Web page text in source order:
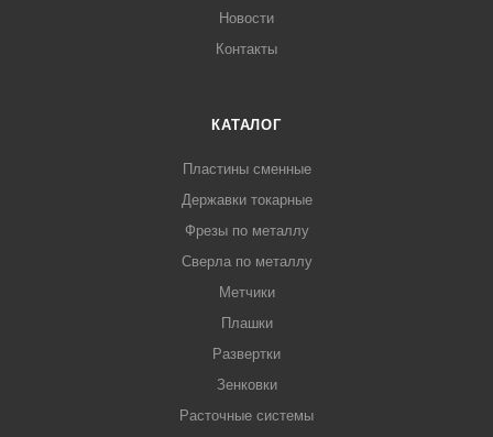
Новости
Контакты
КАТАЛОГ
Пластины сменные
Державки токарные
Фрезы по металлу
Сверла по металлу
Метчики
Плашки
Развертки
Зенковки
Расточные системы